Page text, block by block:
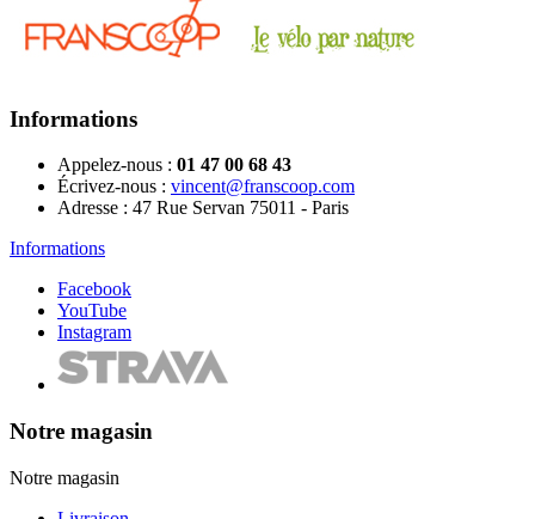
Informations
Appelez-nous : 01 47 00 68 43
Écrivez-nous : vincent@franscoop.com
Adresse : 47 Rue Servan 75011 - Paris
Informations
Facebook
YouTube
Instagram
Notre magasin
Notre magasin